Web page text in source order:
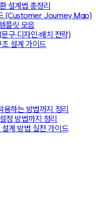
설계법 총정리
(Customer Journey Map)
플릿 모음
구·디자인·배치 전략)
설계 가이드
하는 방법까지 정리
정 방법까지 정리
계 방법 실전 가이드